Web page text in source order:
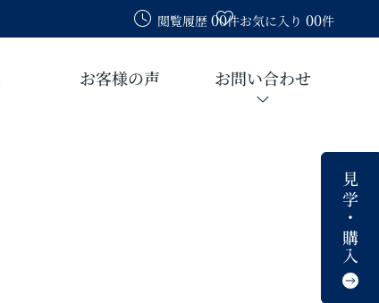
閲覧履歴 00件お気に入り 00件
お客様の声 お問い合わせ
見学・購入